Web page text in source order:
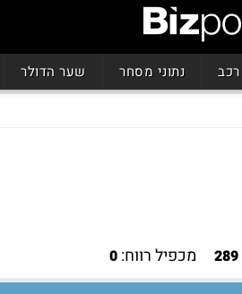
רכב נתוני מסחר שער הדולר
289 מכפיל רווח: 0